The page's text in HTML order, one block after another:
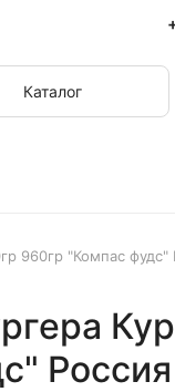
Каталог
960гр "Компас